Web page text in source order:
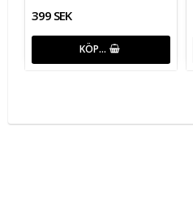
399 SEK
KÖP…